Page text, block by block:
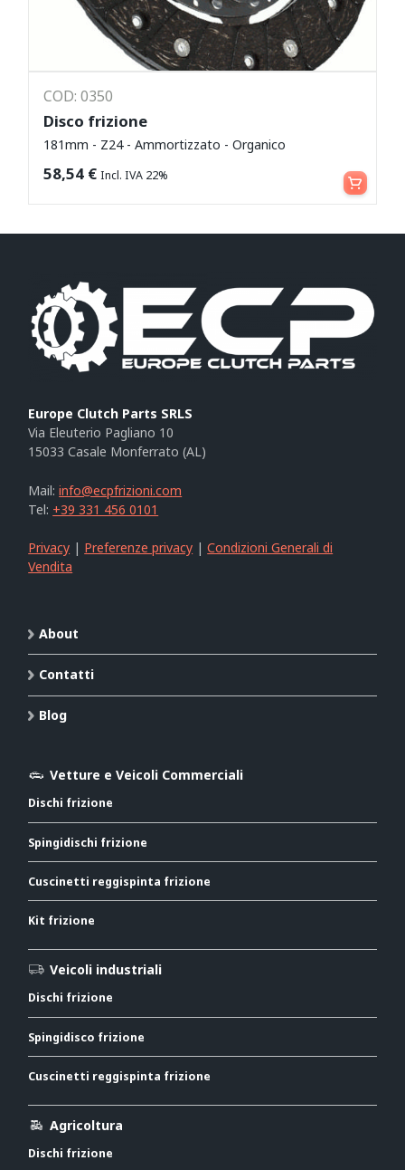
COD: 0350
Disco frizione
181mm - Z24 - Ammortizzato - Organico
58,54 € Incl. IVA 22% Leggi tutto
Europe Clutch Parts SRLS
Via Eleuterio Pagliano 10
15033 Casale Monferrato (AL)
Mail:info@ecpfrizioni.com
Tel: +39 331 456 0101
Privacy | Preferenze privacy |Condizioni Generali di
Vendita
About
Contatti
Blog
Vetture e Veicoli Commerciali
Dischi frizione
Spingidischi frizione
Cuscinetti reggispinta frizione
Kit frizione
Veicoli industriali
Dischi frizione
Spingidisco frizione
Cuscinetti reggispinta frizione
Agricoltura
Dischi frizione